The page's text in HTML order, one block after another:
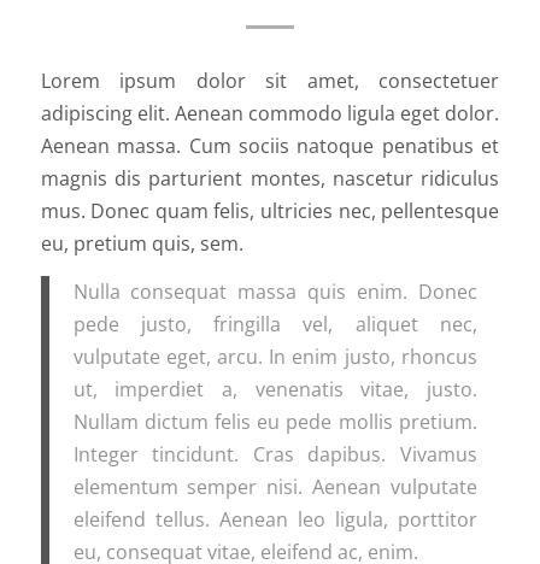
Lorem ipsum dolor sit amet, consectetuer
adipiscing elit. Aenean commodo ligula eget dolor.
Aenean massa. Cum sociis natoque penatibus et
magnis dis parturient montes, nascetur ridiculus
mus. Donec quam felis, ultricies nec, pellentesque
eu, pretium quis, sem.
Nulla consequat massa quis enim. Donec
pede justo, fringilla vel, aliquet nec,
vulputate eget, arcu. In enim justo, rhoncus
ut, imperdiet a, venenatis vitae, justo.
Nullam dictum felis eu pede mollis pretium.
Integer tincidunt. Cras dapibus. Vivamus
elementum semper nisi. Aenean vulputate
eleifend tellus. Aenean leo ligula, porttitor
eu, consequat vitae, eleifend ac, enim.